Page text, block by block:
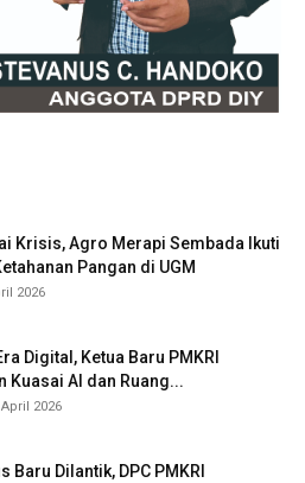
Krisis, Agro Merapi Sembada Ikuti
Pangan di UGM
2026
Digital, Ketua Baru PMKRI
Kuasai AI dan Ruang...
2026
Baru Dilantik, DPC PMKRI